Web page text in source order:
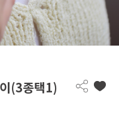
(3종택1)